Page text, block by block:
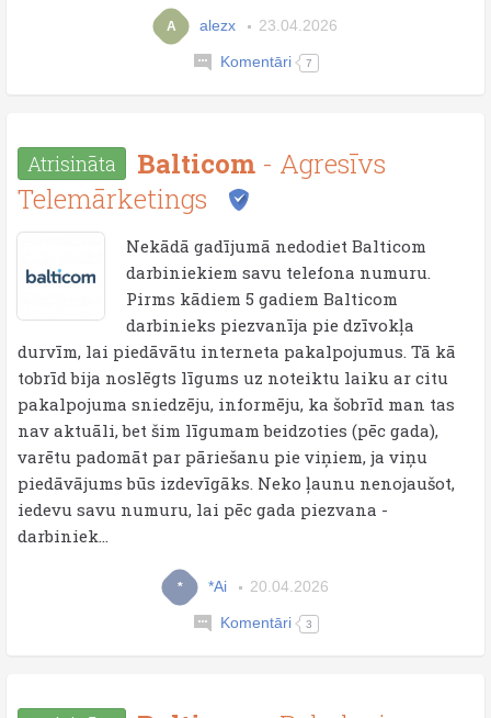
A alezx 23.04.2026
Komentāri 7
Atrisināta Balticom - Agresīvs
Telemārketings
Nekādā gadījumā nedodiet Balticom
darbiniekiem savu telefona numuru.
Pirms kādiem 5 gadiem Balticom
darbinieks piezvanīja pie dzīvokļa
durvīm, lai piedāvātu interneta pakalpojumus. Tā kā
tobrīd bija noslēgts līgums uz noteiktu laiku ar citu
pakalpojuma sniedzēju, informēju, ka šobrīd man tas
nav aktuāli, bet šim līgumam beidzoties (pēc gada),
varētu padomāt par pāriešanu pie viņiem, ja viņu
piedāvājums būs izdevīgāks. Neko ļaunu nenojaušot,
iedevu savu numuru, lai pēc gada piezvana -
darbiniek...
* *Ai 20.04.2026
Komentāri 3